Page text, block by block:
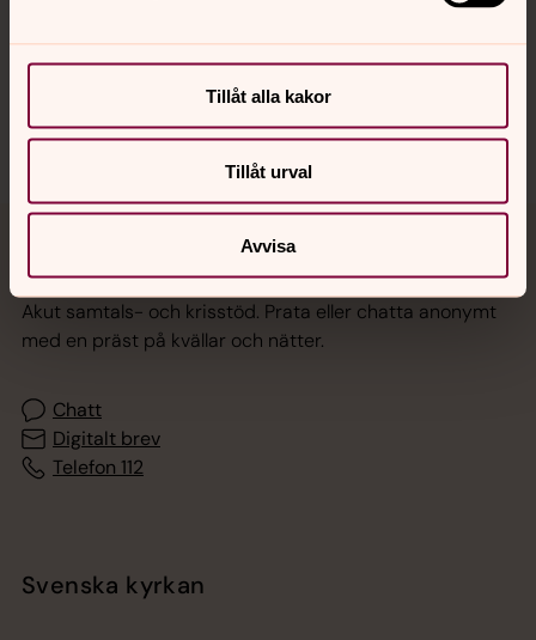
Tillåt alla kakor
Tillåt urval
Avvisa
Sociala kanaler
Jourhavande präst
Akut samtals- och krisstöd. Prata eller chatta anonymt
med en präst på kvällar och nätter.
Chatt
Digitalt brev
Telefon 112
Svenska kyrkan